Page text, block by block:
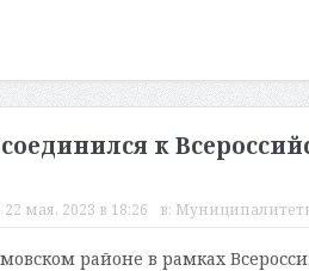
к
22 мая, 2023 в 18:26 в:
районе в рамках